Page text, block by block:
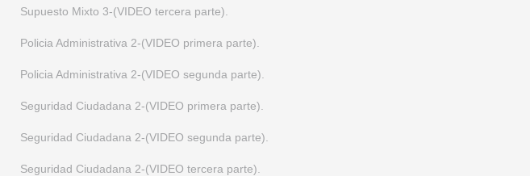
Supuesto Mixto 17-(VIDEO primera parte).
Supuesto Mixto 17-(VIDEO segunda parte).
Supuesto Mixto 18-(ENUNCIADO). Supuesto semana del 24 al 29 de julio de 2028.
Supuesto Mixto 18-(SOLUCION).
Supuesto Mixto 3-(VIDEO tercera parte).
Policia Administrativa 2-(VIDEO primera parte).
Policia Administrativa 2-(VIDEO segunda parte).
Seguridad Ciudadana 2-(VIDEO primera parte).
Seguridad Ciudadana 2-(VIDEO segunda parte).
Seguridad Ciudadana 2-(VIDEO tercera parte).